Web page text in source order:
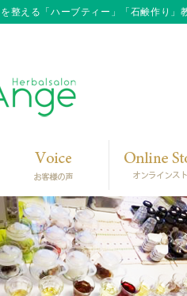
整える「ハーブティー」「石鹸作り」